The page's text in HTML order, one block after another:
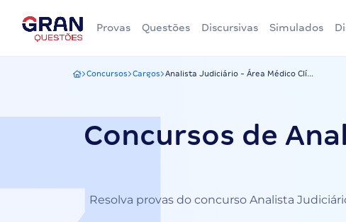
Provas Questões Discursivas Simulados
Gran Questões
Concursos Cargos Analista Judiciário - Área Médico Clí...
Concursos de
Resolva provas do concurso Analista